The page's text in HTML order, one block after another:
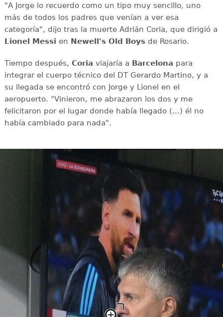
"A Jorge lo recuerdo como un tipo muy sencillo, uno
más de todos los padres que venían a ver esa
categoría", dijo tras la muerte Adrián Coria, que dirigió a
Lionel Messi en Newell's Old Boysde Rosario.
Tiempo después, Coria viajaría a Barcelona para
integrar el cuerpo técnico del DT Gerardo Martino, y a
su llegada se encontró con Jorge y Lionel en el
aeropuerto. "Vinieron, me abrazaron los dos y me
felicitaron por el lugar donde había llegado (...) él no
había cambiado para nada".